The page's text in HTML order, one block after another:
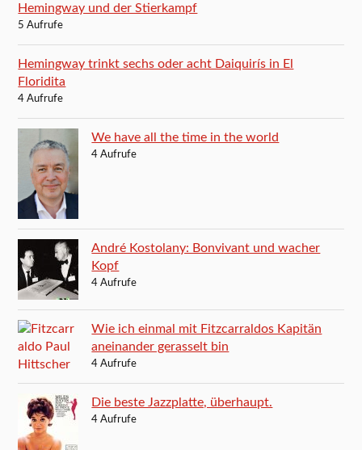
Hemingway und der Stierkampf
5 Aufrufe
Hemingway trinkt sechs oder acht Daiquirís in El
Floridita
4 Aufrufe
We have all the time in the world
4 Aufrufe
André Kostolany: Bonvivant und wacher
Kopf
4 Aufrufe
Wie ich einmal mit Fitzcarraldos Kapitän
aneinander gerasselt bin
4 Aufrufe
Die beste Jazzplatte, überhaupt.
4 Aufrufe